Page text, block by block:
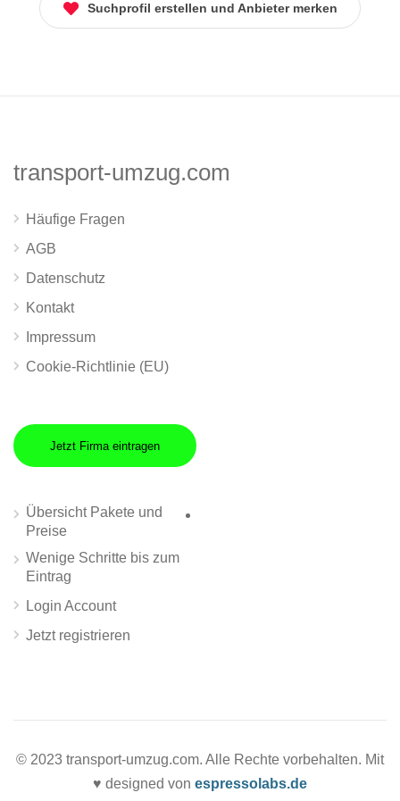
Suchprofil erstellen und Anbieter merken
transport-umzug.com
Häufige Fragen
AGB
Datenschutz
Kontakt
Impressum
Cookie-Richtlinie (EU)
Jetzt Firma eintragen
Übersicht Pakete und
Preise
Wenige Schritte bis zum
Eintrag
Login Account
Jetzt registrieren
© 2023 transport-umzug.com. Alle Rechte vorbehalten. Mit
♥ designed von espressolabs.de